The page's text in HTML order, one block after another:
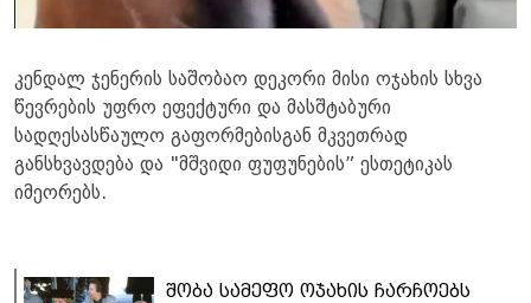
კენდალ ჯენერის საშობაო დეკორი მისი ოჯახის სხვა
წევრების უფრო ეფექტური და მასშტაბური
სადღესასწაულო გაფორმებისგან მკვეთრად
განსხვავდება და "მშვიდი ფუფუნების” ესთეტიკას
იმეორებს.
შობა სამეფო ოჯახის ჩარჩოებს